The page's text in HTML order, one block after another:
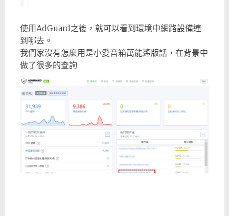
使用AdGuard之後，就可以看到環境中網路設備連
到哪去。
我們家沒有怎麼用是小愛音箱萬能遙版話，在背景中
做了很多的查詢